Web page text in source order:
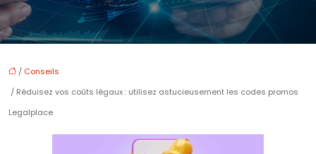
/ Conseils
/ Réduisez vos coûts légaux : utilisez astucieusement les codes promos
Legalplace